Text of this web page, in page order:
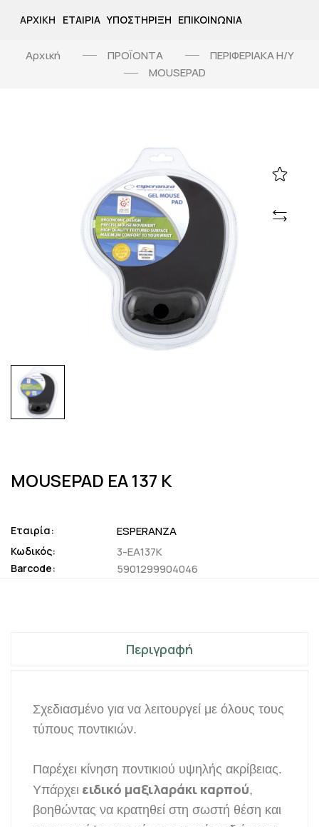
ΑΡΧΙΚΉ ΕΤΑΙΡΊΑ ΥΠΟΣΤΉΡΙΞΗ ΕΠΙΚΟΙΝΩΝΊΑ
Αρχική ΠΡΟΪΟΝΤΑ
ΠΕΡΙΦΕΡΙΑΚΑ Η/Υ
MOUSEPAD
MOUSEPAD EA 137 K
Εταιρία: ESPERANZA
Κωδικός: 3-EA137K
Barcode: 5901299904046
Περιγραφή
Σχεδιασμένο για να λειτουργεί με όλους τους
τύπους ποντικιών.
Παρέχει κίνηση ποντικιού υψηλής ακρίβειας.
Υπάρχει ειδικό μαξιλαράκι καρπού,
βοηθώντας να κρατηθεί στη σωστή θέση και